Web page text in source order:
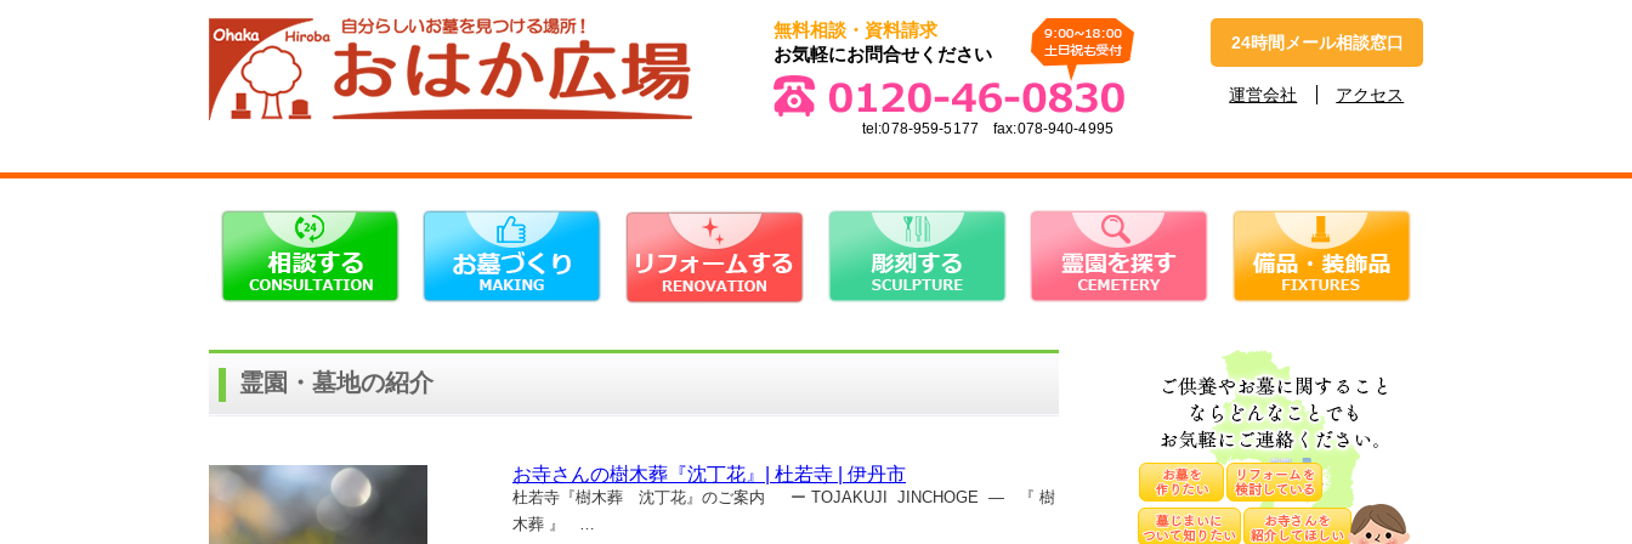
24時間メール相談窓口
運営会社 アクセス
無料相談・資料請求
お気軽にお問合せください
tel:078-959-5177 fax:078-940-4995
霊園・墓地の紹介
お寺さんの樹木葬『沈丁花』| 杜若寺 | 伊丹市
杜若寺『樹木葬 沈丁花』のご案内 ー TOJAKUJI JINCHOGE ― 『 樹
木葬 』 …